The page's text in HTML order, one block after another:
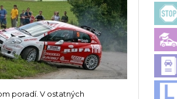
poradí. V ostatných